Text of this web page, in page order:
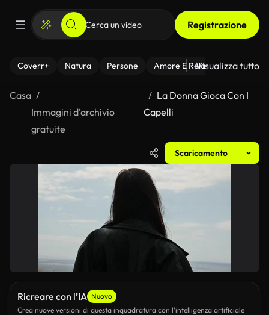
Registrazione
Coverr+ Natura Persone Amore E Relazioni Il
Visualizza tutto
Casa
Immagini d’archivio
gratuite
La Donna Gioca Con I
Capelli
Scaricamento
Ricreare con l’IA Nuovo
Crea nuove versioni di questa inquadratura con l’intelligenza artificiale